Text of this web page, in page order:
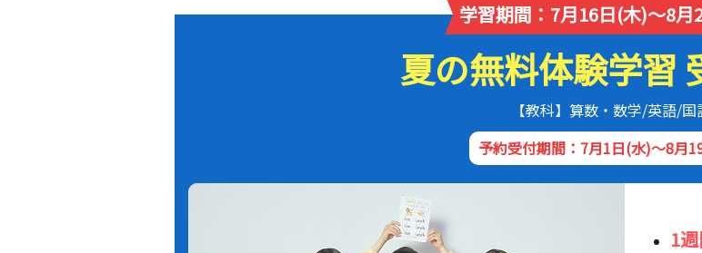
学習期間：7月16日(木)～8月
夏の無料体験学習
【教科】算数・数学/英語/国
予約受付期間：7月1日(水)～8月
1